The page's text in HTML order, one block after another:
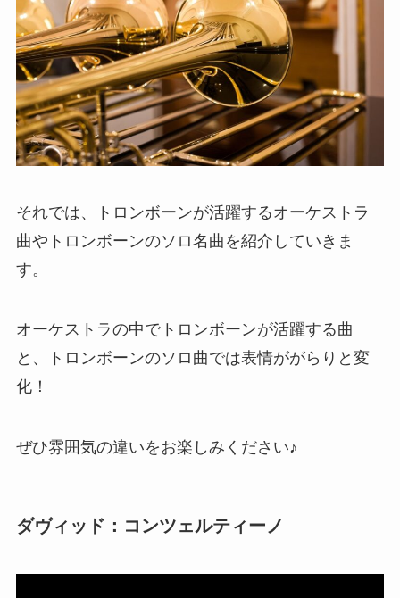
それでは、トロンボーンが活躍するオーケストラ
曲やトロンボーンのソロ名曲を紹介していきま
す。
オーケストラの中でトロンボーンが活躍する曲
と、トロンボーンのソロ曲では表情ががらりと変
化！
ぜひ雰囲気の違いをお楽しみください♪
ダヴィッド：コンツェルティーノ